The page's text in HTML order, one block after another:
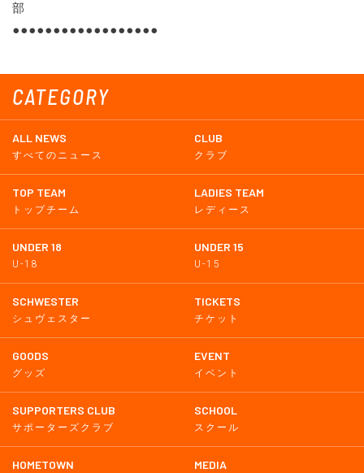
CATEGORY
ALL NEWS
すべてのニュース
CLUB
クラブ
TOP TEAM
トップチーム
LADIES TEAM
レディース
UNDER 18
U-18
UNDER 15
U-15
SCHWESTER
シュヴェスター
TICKETS
チケット
GOODS
グッズ
EVENT
イベント
SUPPORTERS CLUB
サポーターズクラブ
SCHOOL
スクール
HOMETOWN MEDIA
部
●●●●●●●●●●●●●●●●●●